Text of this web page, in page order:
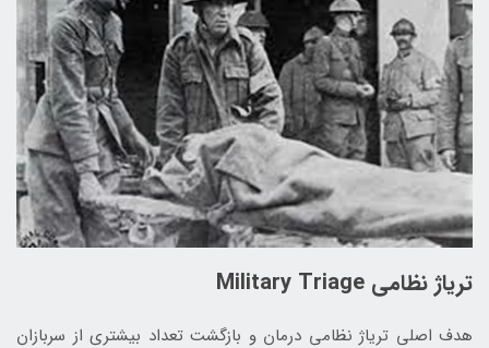
تریاژ نظامی Military Triage
هدف اصلی تریاژ نظامی درمان و بازگشت تعداد بیشتری از سربازان